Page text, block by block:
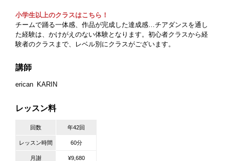
小学生以上のクラスはこちら！
チームで踊る一体感、作品が完成した達成感…チアダンスを通し
た経験は、かけがえのない体験となります。初心者クラスから経
験者のクラスまで、レベル別にクラスがございます。
講師
erican KARIN
レッスン料
回数 年42回
レッスン時間 60分
月謝 ¥9,680